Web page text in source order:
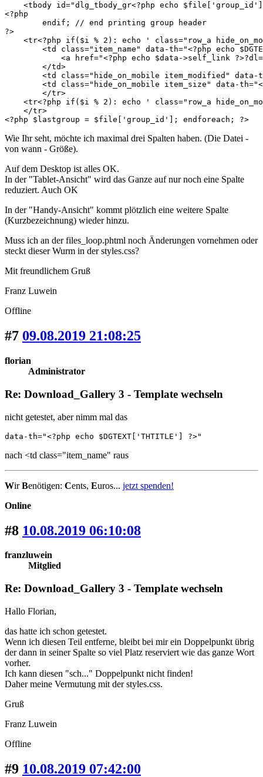
<tbody id="dlg_tbody_gr<?php echo
<?php
        endif; // end printing group header
?>
<tr<?php if($i % 2): echo ' class="row_a
<td class="item_name" data-th="<?php echo
<a href="<?php echo $data->self_link
        </td>
<td class="hide_on_mobile item_modified"
<td class="hide_on_mobile item_size" data-
        </tr>
<tr<?php if($i % 2): echo ' class="row_a
    </tr>
<?php $lastgroup = $file['group_id']; endforeach; ?>
Wie Ihr seht, möchte ich maximal drei Spalten haben. (Die Datei -
von wann - Größe).
Auf dem Desktop ist alles OK.
In der "Tablet-Ansicht" wird das Ganze auf nur noch eine Spalte
reduziert. Auch OK
In der "Handy-Ansicht" kommt plötzlich eine weitere Spalte
(Kurzbezeichnung) wieder hinzu.
Muss ich an der files_loop.phtml noch Änderungen vornehmen oder
steckt dieser Wurm in der styles.css?
Mit freundlichem Gruß
Franz Luwein
Offline
#7 09.08.2019 21:08:25
florian
Administrator
Re: Download_Gallery 3 - Template wechseln
nicht getestet, aber nimm mal das
data-th="<?php echo $DGTEXT['THTITLE'] ?>"
nach <td class="item_name" raus
WirBenötigen: Cents, Euros... jetzt spenden!
Online
#8 10.08.2019 06:10:08
franzluwein
Mitglied
Re: Download_Gallery 3 - Template wechseln
Hallo Florian,
das hatte ich schon getestet.
Wenn ich diesen Teil entferne, bleibt bei mir ein Doppelpunkt übrig
der dann in seiner Spalte so viel Platz reserviert wie das ganze Wort
vorher.
Ich kann diesen "sch..." Doppelpunkt nicht finden!
Daher meine Vermutung mit der styles.css.
Gruß
Franz Luwein
Offline
#9 10.08.2019 07:42:00